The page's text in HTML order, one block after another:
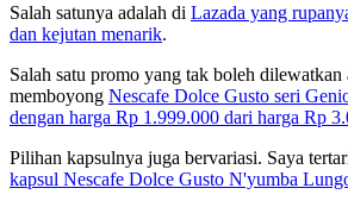
Salah satunya adalah di Lazada yang
dan kejutan menarik.
Salah satu promo yang tak boleh dilewatkan
memboyong Nescafe Dolce Gusto seri
dengan harga Rp 1.999.000 dari harga Rp
Pilihan kapsulnya juga bervariasi. Saya
kapsul Nescafe Dolce Gusto N'yumba